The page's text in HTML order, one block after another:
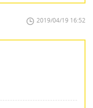
2019/04/19 16:52